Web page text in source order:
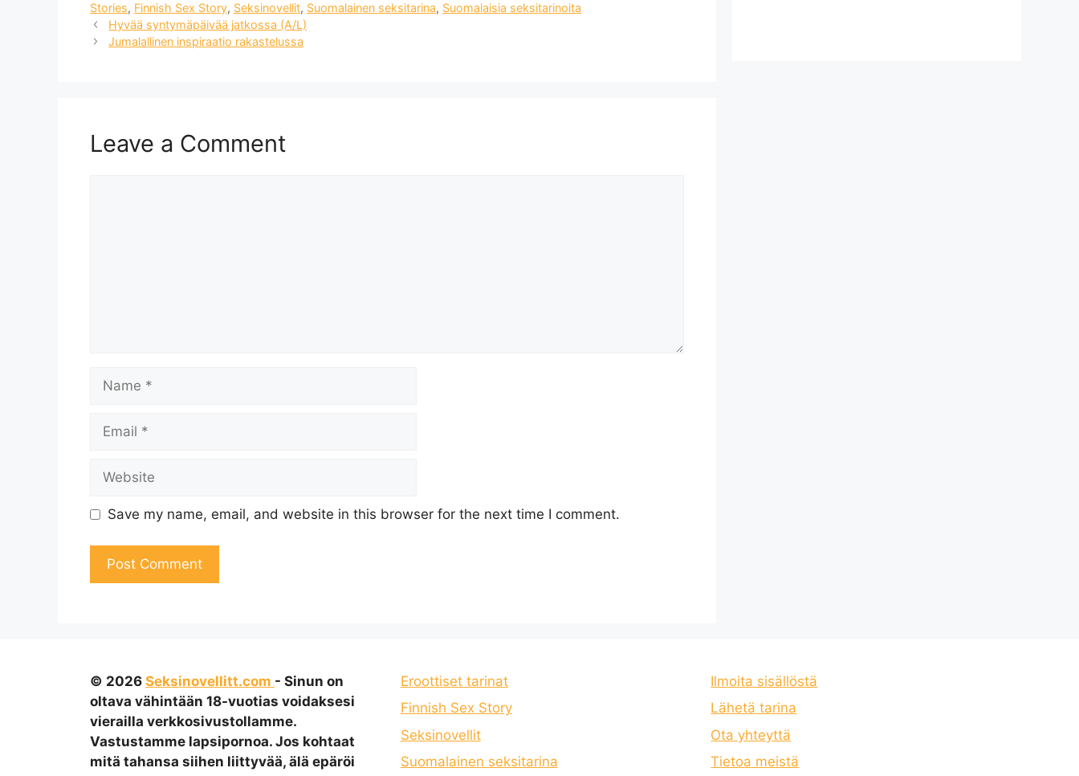
Stories, Finnish Sex Story, Seksinovellit, Suomalainen seksitarina, Suomalaisia ​​seksitarinoita
Hyvää syntymäpäivää jatkossa (A/L)
Jumalallinen inspiraatio rakastelussa
Leave a Comment
Name
Email
Website
Save my name, email, and website in this browser for the next time I comment.
© 2026 Seksinovellitt.com - Sinun on
oltava vähintään 18-vuotias voidaksesi
vierailla verkkosivustollamme.
Vastustamme lapsipornoa. Jos kohtaat
mitä tahansa siihen liittyvää, älä epäröi
Eroottiset tarinat
Finnish Sex Story
Seksinovellit
Suomalainen seksitarina
Ilmoita sisällöstä
Lähetä tarina
Ota yhteyttä
Tietoa meistä